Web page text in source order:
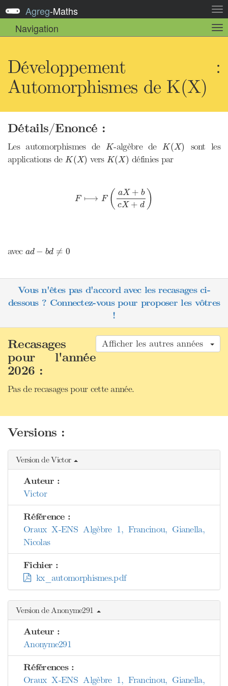
la
Agreg-Maths
Navigation
la
Développement :
Automorphismes de K(X)
Détails/Enoncé :
Les automorphismes de K
K-algèbre deK(X)
K(X)
sont les
applications de K(X)
K(X) vers K(X)
K(X) définies par
F ⟼ F ( aX + b
cX + d )
X+bcX +d)
avec ad − bd ≠ 0
ad bd≠0
Vous n'êtes pas d'accord avec les recasages ci-
dessous ? Connectez-vous pour proposer les vôtres
!
Afficher les autres années
Recasages
pour l'année
2026 :
Pas de recasages pour cette année.
Versions :
Version de Victor
Auteur :
Victor
Référence :
Oraux X-ENS Algèbre 1, Francinou, Gianella,
Nicolas
Fichier :
kx_automorphismes.pdf
Version de Anonyme291
Auteur :
Anonyme291
Références :
Oraux X-ENS Algèbre 1, Francinou, Gianella,